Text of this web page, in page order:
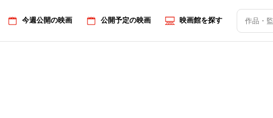
今週公開の映画 公開予定の映画 映画館を探す